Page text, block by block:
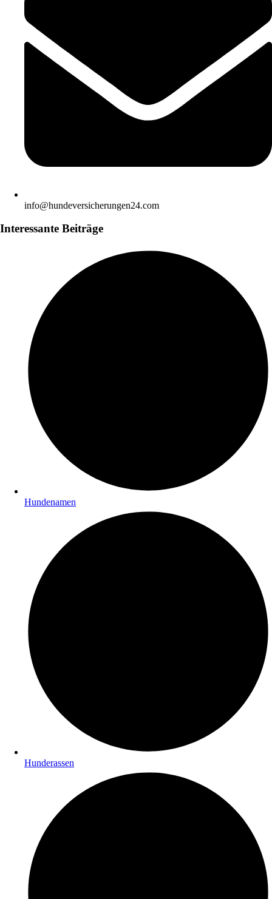
info@hundeversicherungen24.com
Interessante Beiträge
Hundenamen
Hunderassen